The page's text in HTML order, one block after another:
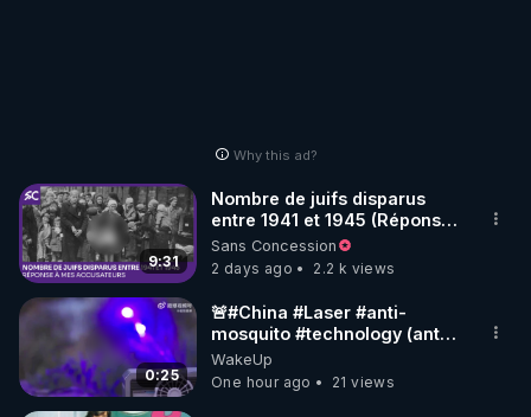
Why this ad?
9:31
Nombre de juifs disparus
entre 1941 et 1945 (Réponse
à mes accusateurs)
Sans Concession
2 days ago
2.2 k views
0:25
🚨#China #Laser #anti-
mosquito #technology (anti
#moustique) Photon Matrix
WakeUp
One hour ago
21 views